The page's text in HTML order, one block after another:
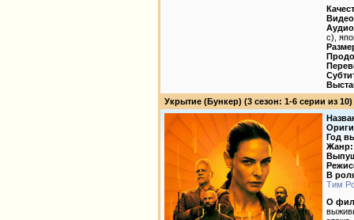
с),
Укрытие (Бункер) (3 сезон: 1-6 серии из
Год
Жанр:
В
Тим
О